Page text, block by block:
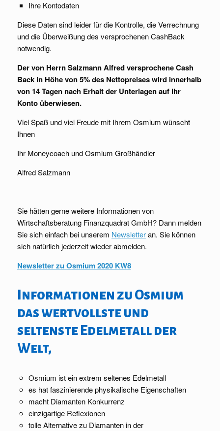
Ihre Kontodaten
Diese Daten sind leider für die Kontrolle, die Verrechnung
und die Überweißung des versprochenen CashBack
notwendig.
Der von Herrn Salzmann Alfred versprochene Cash
Back in Höhe von 5% des Nettopreises wird innerhalb
von 14 Tagen nach Erhalt der Unterlagen auf Ihr
Konto überwiesen.
Viel Spaß und viel Freude mit Ihrem Osmium wünscht
Ihnen
Ihr Moneycoach und Osmium Großhändler
Alfred Salzmann
Sie hätten gerne weitere Informationen von
Wirtschaftsberatung Finanzquadrat GmbH? Dann melden
Sie sich einfach bei unserem Newsletteran. Sie können
sich natürlich jederzeit wieder abmelden.
Newsletter zu Osmium 2020 KW8
Informationen zu Osmium
das wertvollste und
seltenste Edelmetall der
Welt,
Osmium ist ein extrem seltenes Edelmetall
es hat faszinierende physikalische Eigenschaften
macht Diamanten Konkurrenz
einzigartige Reflexionen
tolle Alternative zu Diamanten in der